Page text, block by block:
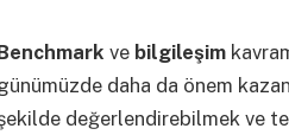
ve bilgileşim
daha da önem
değerlendirebilmek ve